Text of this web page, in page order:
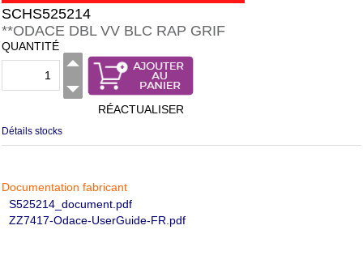
SCHS525214
**ODACE DBL VV BLC RAP GRIF
QUANTITÉ
RÉACTUALISER
Détails stocks
Documentation fabricant
S525214_document.pdf
ZZ7417-Odace-UserGuide-FR.pdf